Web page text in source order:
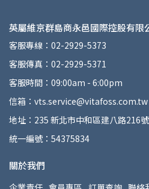
英屬維京群島商永邑國際控股有限
客服專線：02-2929-5373
客服傳真：02-2929-5371
客服時間：09:00am - 6:00pm
信箱：vts.service@vitafoss.com.tw
地址：235 新北市中和區建八路216
統一編號：54375834
關於我們